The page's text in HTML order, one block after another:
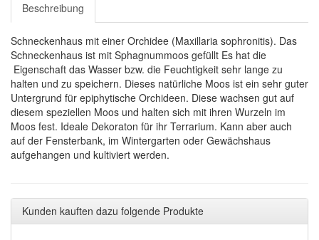
Beschreibung
Schneckenhaus mit einer Orchidee (Maxillaria sophronitis). Das
Schneckenhaus ist mit Sphagnummoos gefüllt Es hat die
Eigenschaft das Wasser bzw. die Feuchtigkeit sehr lange zu
halten und zu speichern. Dieses natürliche Moos ist ein sehr guter
Untergrund für epiphytische Orchideen. Diese wachsen gut auf
diesem speziellen Moos und halten sich mit ihren Wurzeln im
Moos fest. Ideale Dekoraton für ihr Terrarium. Kann aber auch
auf der Fensterbank, im Wintergarten oder Gewächshaus
aufgehangen und kultiviert werden.
Kunden kauften dazu folgende Produkte